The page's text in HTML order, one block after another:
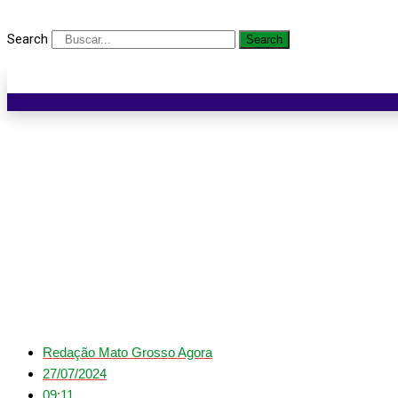
Search Search
Redação Mato Grosso Agora
27/07/2024
09:11